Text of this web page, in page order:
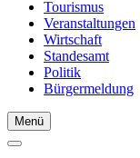
Tourismus
Veranstaltungen
Wirtschaft
Standesamt
Politik
Bürgermeldung
Menü